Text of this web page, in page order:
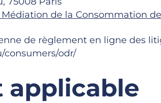
Médiation de la Consommation
de règlement en ligne des
consumers/odr/
applicable